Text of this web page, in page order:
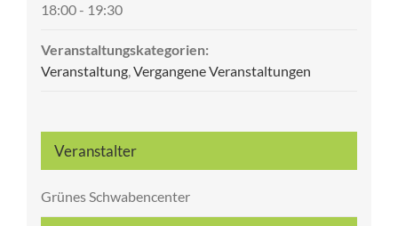
18:00 - 19:30
Veranstaltungskategorien:
Veranstaltung,Vergangene Veranstaltungen
Veranstalter
Grünes Schwabencenter